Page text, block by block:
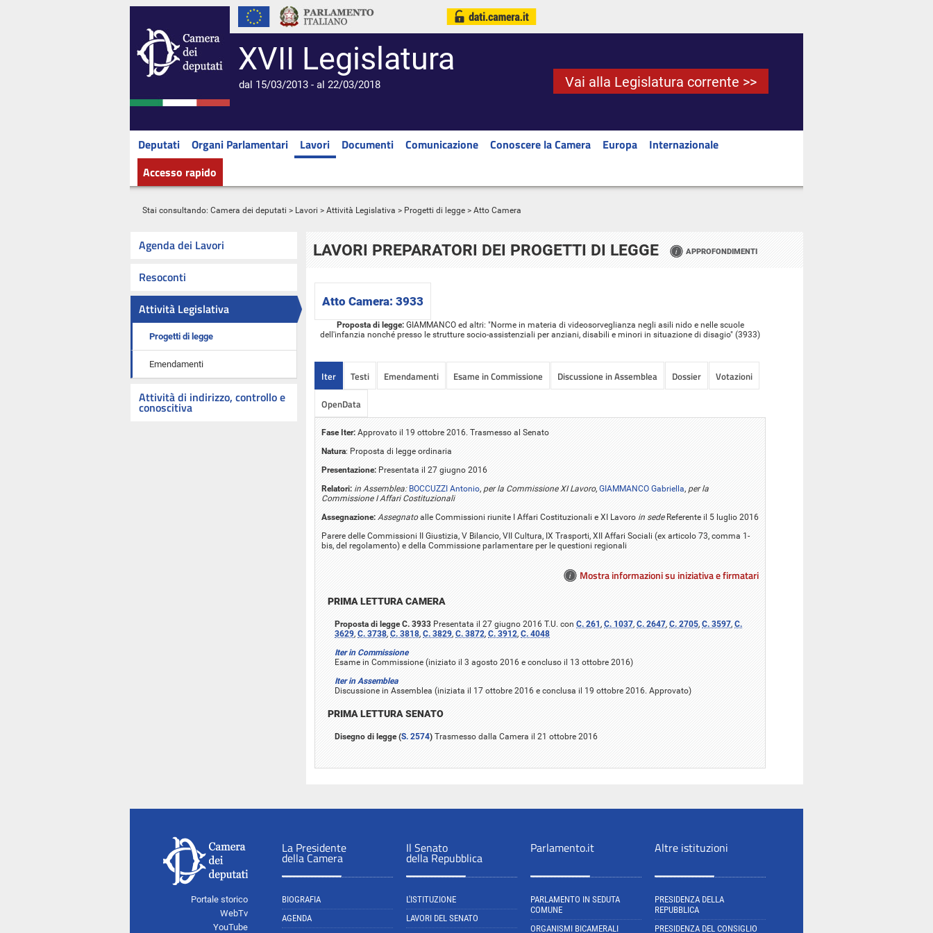
XVII Legislatura
dal 15/03/2013 - al 22/03/2018 Vai alla Legislatura corrente >>
Deputati Organi Parlamentari Lavori Documenti Comunicazione Conoscere la Camera Europa
Internazionale
Accesso rapido
Stai consultando: Camera dei deputati > Lavori > Attività Legislativa > Progetti di legge > Atto Camera
Agenda dei Lavori
Resoconti
Attività Legislativa
Progetti di legge
Emendamenti
Attività di indirizzo, controllo e
conoscitiva
LAVORI PREPARATORI DEI PROGETTI DI LEGGE APPROFONDIMENTI
Atto Camera: 3933
Proposta di legge:GIAMMANCO ed altri: "Norme in materia di videosorveglianza negli asili nido e nelle scuole
dell'infanzia nonché presso le strutture socio-assistenziali per anziani, disabili e minori in situazione di disagio" (3933)
Iter Testi Emendamenti Esame in Commissione Discussione in Assemblea Dossier
Votazioni
OpenData
Fase Iter: Approvato il 19 ottobre 2016. Trasmesso al Senato
Natura: Proposta di legge ordinaria
Presentazione: Presentata il 27 giugno 2016
Relatori: in Assemblea: BOCCUZZI Antonio, per la Commissione XI Lavoro, GIAMMANCO Gabriella, per la
Commissione I Affari Costituzionali
Assegnazione: Assegnatoalle Commissioni riunite I Affari Costituzionali e XI Lavoro in sede Referente il 5 luglio 2016
Parere delle Commissioni II Giustizia, V Bilancio, VII Cultura, IX Trasporti, XII Affari Sociali (ex articolo 73, comma 1-
bis, del regolamento) e della Commissione parlamentare per le questioni regionali
Mostra informazioni su iniziativa e firmatari
PRIMA LETTURA CAMERA
Proposta di legge C. 3933 Presentata il 27 giugno 2016 T.U. con C. 261 , C. 1037, C. 2647, C. 2705, C. 3597, C.
3629, C. 3738, C. 3818, C. 3829, C. 3872, C. 3912, C. 4048
Iter in Commissione
Esame in Commissione (iniziato il 3 agosto 2016 e concluso il 13 ottobre 2016)
Iter in Assemblea
Discussione in Assemblea (iniziata il 17 ottobre 2016 e conclusa il 19 ottobre 2016. Approvato)
PRIMA LETTURA SENATO
Disegno di legge (S. 2574) Trasmesso dalla Camera il 21 ottobre 2016
Portale storico
WebTv
YouTube
La Presidente
della Camera
BIOGRAFIA
AGENDA
Il Senato
della Repubblica
L'ISTITUZIONE
LAVORI DEL SENATO
Parlamento.it
PARLAMENTO IN SEDUTA
COMUNE
ORGANISMI BICAMERALI
Altre istituzioni
PRESIDENZA DELLA
REPUBBLICA
PRESIDENZA DEL CONSIGLIO